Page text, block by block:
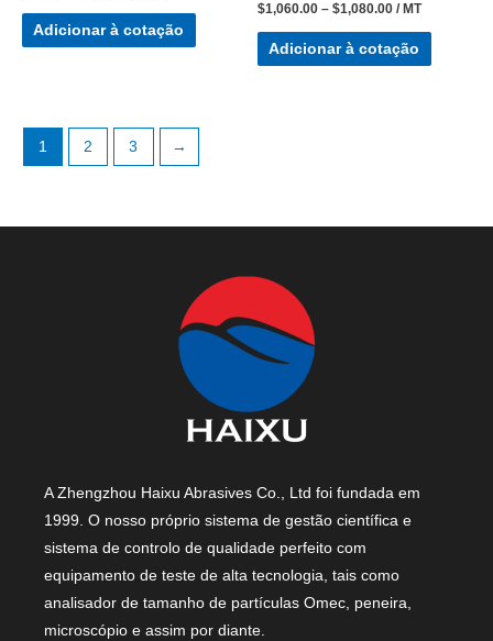
Adicionar à cotação
$1,060.00 – $1,080.00 / MT
Adicionar à cotação
1 2 3 →
A Zhengzhou Haixu Abrasives Co., Ltd foi fundada em
1999. O nosso próprio sistema de gestão científica e
sistema de controlo de qualidade perfeito com
equipamento de teste de alta tecnologia, tais como
analisador de tamanho de partículas Omec, peneira,
microscópio e assim por diante.